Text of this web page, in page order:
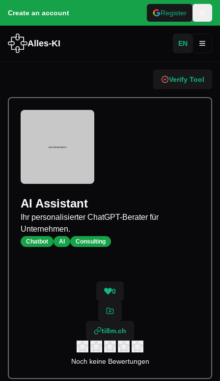
Create an account Register
Alles-KI EN
Verify Tool
AI Assistant
Ihr personalisierter ChatGPT-Berater für
Unternehmen.
Chatbot AI Consulting
0
ti8m.ch
Noch keine Bewertungen